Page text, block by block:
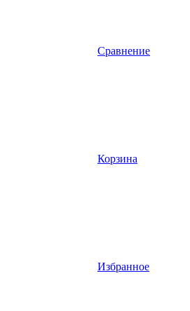
Сравнение
Корзина
Избранное